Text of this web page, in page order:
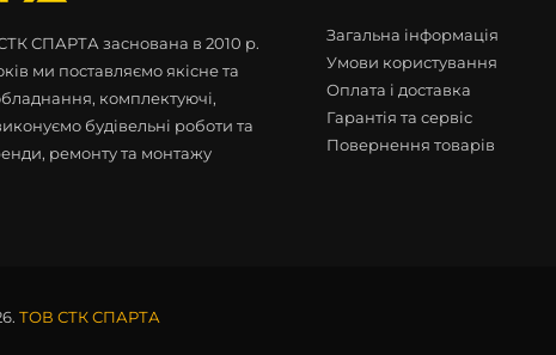
СПАРТА заснована в 2010 р.
ми поставляємо якісне та
комплектуючі,
будівельні роботи та
ремонту та монтажу
Загальна інформація
Умови користування
Оплата і доставка
Гарантія та сервіс
Повернення товарів
ТОВ СТК СПАРТА